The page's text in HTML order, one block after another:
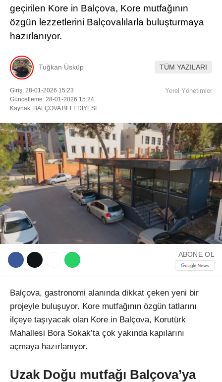
WhatsApp İhbar Hattı
Youtube
KÜLTÜR-SANAT
SPOR
geçirilen Kore in Balçova, Kore mutfağının
özgün lezzetlerini Balçovalılarla buluşturmaya
hazırlanıyor.
Tuğkan Üsküp TÜM YAZILARI
Giriş: 28-01-2026 15:23
Güncelleme: 28-01-2026 15:24
Kaynak: BALÇOVA BELEDİYESİ
Yerel Yönetimler
ABONE OL
Balçova, gastronomi alanında dikkat çeken yeni bir
projeyle buluşuyor. Kore mutfağının özgün tatlarını
ilçeye taşıyacak olan Kore in Balçova, Korutürk
Mahallesi Bora Sokak’ta çok yakında kapılarını
açmaya hazırlanıyor.
Uzak Doğu mutfağı Balçova’ya